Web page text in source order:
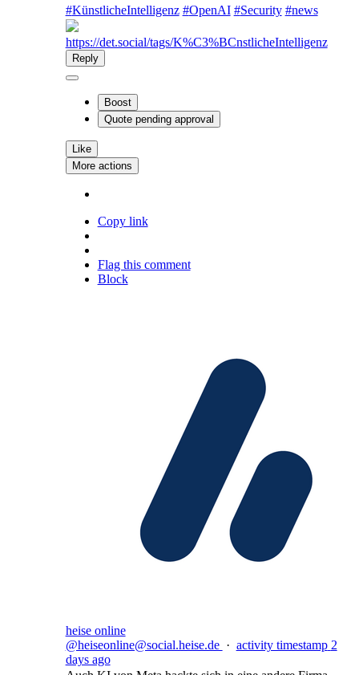
#KünstlicheIntelligenz #OpenAI #Security #news
https://det.social/tags/K%C3%BCnstlicheIntelligenz
Reply
Boost
Quote pending approval
Like
More actions
Copy link
Flag this comment
Block
heise online
@heiseonline@social.heise.de · activity timestamp 2
days ago